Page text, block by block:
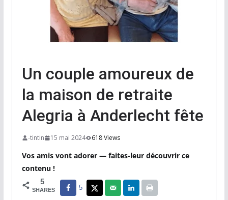
Un couple amoureux de
la maison de retraite
Alegria à Anderlecht fête
-tintin 15 mai 2024 618 Views
Vos amis vont adorer — faites-leur découvrir ce
contenu !
5
SHARES 5